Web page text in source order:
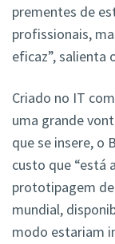
prementes de
profissionais,
eficaz”, salienta
Criado no IT
uma grande
que se insere, o
custo que “está
prototipagem
mundial,
modo estariam